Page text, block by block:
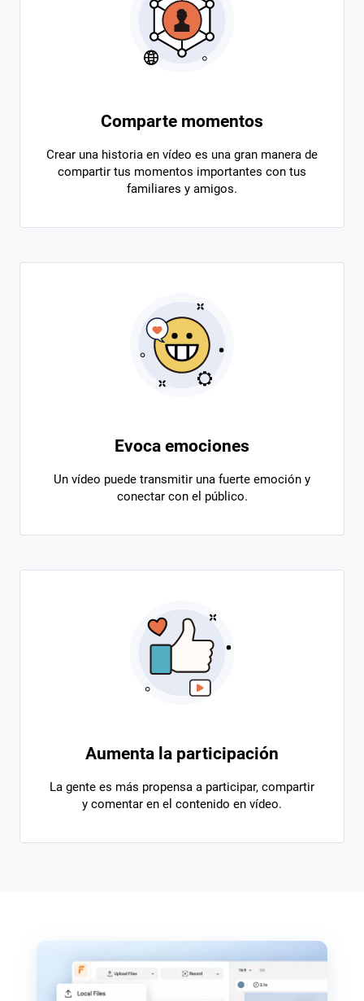
Comparte momentos
Crear una historia en vídeo es una gran manera de
compartir tus momentos importantes con tus
familiares y amigos.
Evoca emociones
Un vídeo puede transmitir una fuerte emoción y
conectar con el público.
Aumenta la participación
La gente es más propensa a participar, compartir
y comentar en el contenido en vídeo.